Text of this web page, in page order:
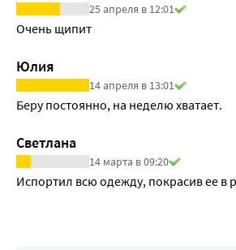
25 апреля в 12:01
Очень щипит
Юлия
14 апреля в 13:01
Беру постоянно, на неделю хватает.
Светлана
14 марта в 09:20
Испортил всю одежду, покрасив ее в